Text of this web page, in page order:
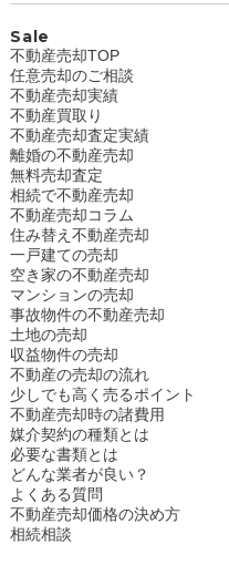
Sale
不動産売却TOP
任意売却のご相談
不動産売却実績
不動産買取り
不動産売却査定実績
離婚の不動産売却
無料売却査定
相続で不動産売却
不動産売却コラム
住み替え不動産売却
一戸建ての売却
空き家の不動産売却
マンションの売却
事故物件の不動産売却
土地の売却
収益物件の売却
不動産の売却の流れ
少しでも高く売るポイント
不動産売却時の諸費用
媒介契約の種類とは
必要な書類とは
どんな業者が良い？
よくある質問
不動産売却価格の決め方
相続相談